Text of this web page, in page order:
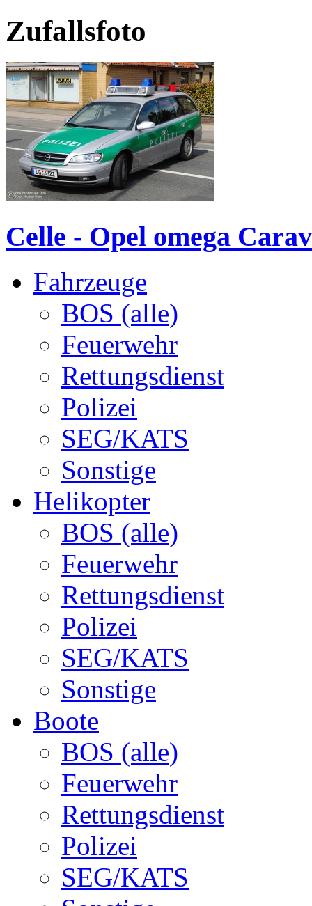
Zufallsfoto
Celle - Opel omega
Fahrzeuge
BOS (alle)
Feuerwehr
Rettungsdienst
Polizei
SEG/KATS
Sonstige
Helikopter
BOS (alle)
Feuerwehr
Rettungsdienst
Polizei
SEG/KATS
Sonstige
Boote
BOS (alle)
Feuerwehr
Rettungsdienst
Polizei
SEG/KATS